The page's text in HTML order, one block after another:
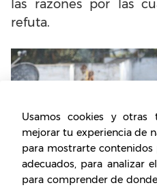
las razones por las
refuta.
Usamos cookies y otras
mejorar tu experiencia de
para mostrarte contenidos
adecuados, para analizar
para comprender de